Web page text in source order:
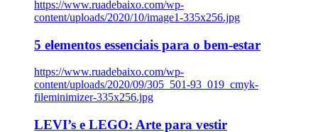
https://www.ruadebaixo.com/wp-
content/uploads/2020/10/image1-335x256.jpg
5 elementos essenciais para o bem-estar
https://www.ruadebaixo.com/wp-
content/uploads/2020/09/305_501-93_019_cmyk-
fileminimizer-335x256.jpg
LEVI’s e LEGO: Arte para vestir